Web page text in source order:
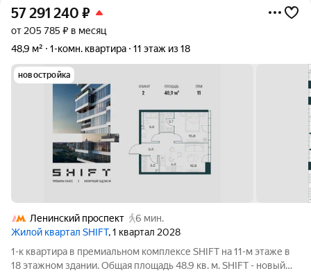
57 291 240 ₽
от 205 785 ₽ в месяц
48,9 м²
1-комн. квартира 11 этаж из 18
новостройка
Ленинский проспект
6 мин.
Жилой квартал SHIFT, 1 квартал 2028
1-к квартира в премиальном комплексе SHIFT на 11-м этаже в
18 этажном здании. Общая площадь 48.9 кв. м. SHIFT - новый